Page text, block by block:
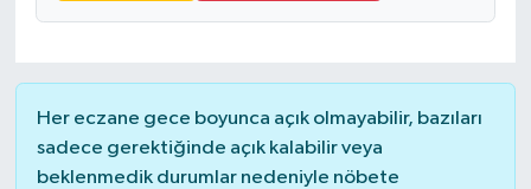
Her eczane gece boyunca açık olmayabilir, bazıları
sadece gerektiğinde açık kalabilir veya
beklenmedik durumlar nedeniyle nöbete